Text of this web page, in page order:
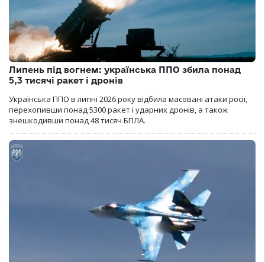
Липень під вогнем: українська ППО збила понад
5,3 тисячі ракет і дронів
Українська ППО в липні 2026 року відбила масовані атаки росії,
перехопивши понад 5300 ракет і ударних дронів, а також
знешкодивши понад 48 тисяч БПЛА.